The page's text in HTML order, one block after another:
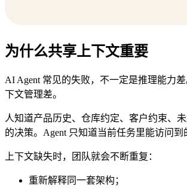
为什么共享上下文重要
AI Agent 常见的失败，不一定是推理能力
下文管理差。
人知道产品历史、仓库约定、客户约束、未
的决策。Agent 只知道当前任务里能访问到
上下文缺失时，团队就会不断重复：
重新解释同一套架构；